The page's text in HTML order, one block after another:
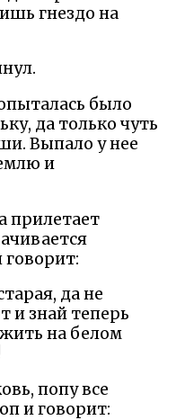
гнездо на
было
да только чуть
Выпало у нее
и
прилетает
да не
и знай теперь
жить на белом
попу все
и говорит: